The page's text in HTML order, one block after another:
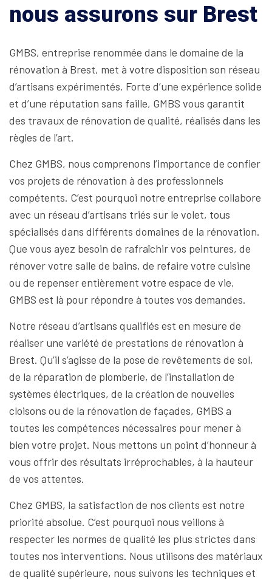
nous assurons sur Brest
GMBS, entreprise renommée dans le domaine de la
rénovation à Brest, met à votre disposition son réseau
d’artisans expérimentés. Forte d’une expérience solide
et d’une réputation sans faille, GMBS vous garantit
des travaux de rénovation de qualité, réalisés dans les
règles de l’art.
Chez GMBS, nous comprenons l’importance de confier
vos projets de rénovation à des professionnels
compétents. C’est pourquoi notre entreprise collabore
avec un réseau d’artisans triés sur le volet, tous
spécialisés dans différents domaines de la rénovation.
Que vous ayez besoin de rafraîchir vos peintures, de
rénover votre salle de bains, de refaire votre cuisine
ou de repenser entièrement votre espace de vie,
GMBS est là pour répondre à toutes vos demandes.
Notre réseau d’artisans qualifiés est en mesure de
réaliser une variété de prestations de rénovation à
Brest. Qu’il s’agisse de la pose de revêtements de sol,
de la réparation de plomberie, de l’installation de
systèmes électriques, de la création de nouvelles
cloisons ou de la rénovation de façades, GMBS a
toutes les compétences nécessaires pour mener à
bien votre projet. Nous mettons un point d’honneur à
vous offrir des résultats irréprochables, à la hauteur
de vos attentes.
Chez GMBS, la satisfaction de nos clients est notre
priorité absolue. C’est pourquoi nous veillons à
respecter les normes de qualité les plus strictes dans
toutes nos interventions. Nous utilisons des matériaux
de qualité supérieure, nous suivons les techniques et